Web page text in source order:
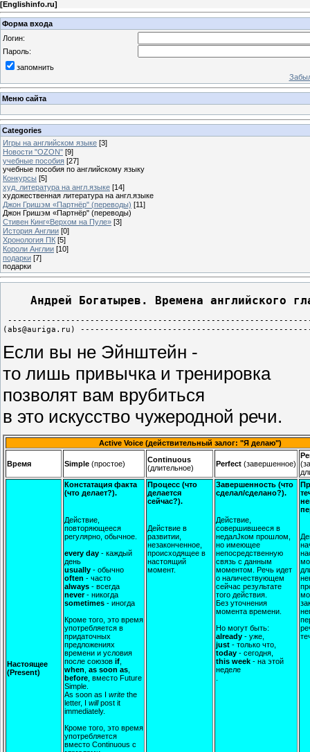
[Englishinfo.ru]
Форма входа
Логин:
Пароль:
запомнить
Меню сайта
Categories
Игры на английском языке [3]
Новости "OZON" [9]
учебные пособия [27]
учебные пособия по английскому языку
Конкурсы [5]
худ. литература на англ.языке [14]
художественная литература на англ.языке
Джон Гришэм «Партнёр" (переводы) [11]
Джон Гришэм «Партнёр" (переводы)
Стивен Кинг«Верхом на Пуле» [3]
История Англии [0]
Хронология ПК [5]
Короли Англии [10]
подарки [7]
подарки
Андрей Богатырев. Времена английского
---------------------------------------------------------------
Если вы не Эйнштейн -
то лишь привычка и тренировка
позволят вам врубиться
в это искусство чужеродной речи.
Active Voice (действительный залог: "Я делаю")
Время Simple (простое)
Continuous
(длительное)
Perfect (завершенное)
Настоящее
(Present)
Констатация факта
(что делает?).
Действие,
повторяющееся
регулярно, обычное.
every day - каждый
день
usually - обычно
often - часто
always - всегда
never- никогда
sometimes - иногда
Кроме того, это время
употребляется в
придаточных
предложениях
времени и условия
после союзов if
when as soon as
before , вместо Future
Simple.
As soon as I write the
letter, I willpost it
immediately.
Кроме того, это время
употребляется
вместо Continuous с
Процесс (что
делается
сейчас?).
Действие в
развитии,
незаконченное,
происходящее в
настоящий
момент.
Завершенность (что
сделал/сделано?).
Действие,
совершившееся в
недалЈком прошлом,
но имеющее
непосредственную
связь с данным
моментом. Речь идет
о наличествующем
сейчас результате
того действия.
Без уточнения
момента времени.
Но могут быть:
already - уже,
just - только что,
today - сегодня,
this week - на этой
неделе